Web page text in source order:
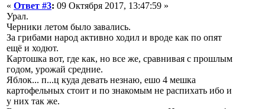
« Ответ #3: 09 Октября 2017, 13:47:59 »
Урал.
Черники летом было завались.
За грибами народ активно ходил и вроде как по опят
ещё и ходют.
Картошка вот, где как, но все же, сравнивая с прошлым
годом, урожай средние.
Яблок... п...ц куда девать незнаю, ешо 4 мешка
картофельных стоит и по знакомым не распихать ибо и
у них так же.